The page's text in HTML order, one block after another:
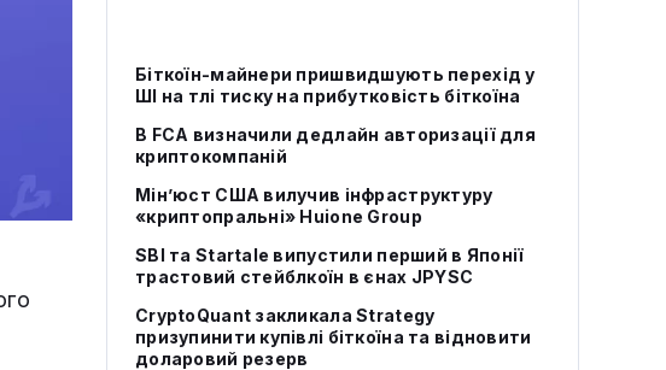
Біткоїн-майнери пришвидшують перехід у
ШІ на тлі тиску на прибутковість біткоїна
В FCA визначили дедлайн авторизації для
криптокомпаній
Мін’юст США вилучив інфраструктуру
«криптопральні» Huione Group
SBI та Startale випустили перший в Японії
трастовий стейблкоїн в єнах JPYSC
CryptoQuant закликала Strategy
призупинити купівлі біткоїна та відновити
доларовий резерв